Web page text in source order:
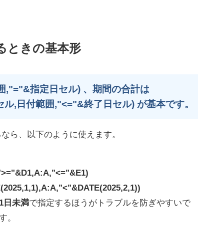
ときの基本形
,"="&指定日セル) 、期間の合計は
,日付範囲,"<="&終了日セル) が基本です。
ら、以下のように使えます。
日未満で指定するほうがトラブルを防ぎやすいで
。